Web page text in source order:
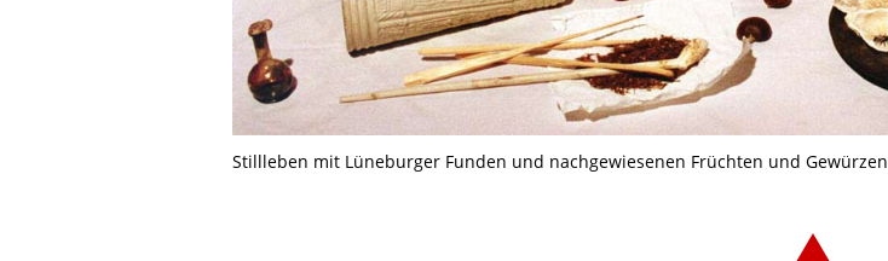
Stillleben mit Lüneburger Funden und nachgewiesenen Früchten und Gewürzen